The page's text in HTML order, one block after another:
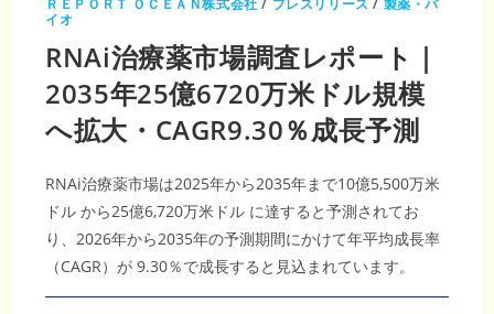
ＲＥＰＯＲＴ ＯＣＥＡＮ株式会社 / プレスリリース / 製薬・バ
イオ
RNAi治療薬市場調査レポート｜
2035年25億6720万米ドル規模
へ拡大・CAGR9.30％成長予測
RNAi治療薬市場は2025年から2035年まで10億5,500万米
ドル から25億6,720万米ドル に達すると予測されてお
り、2026年から2035年の予測期間にかけて年平均成長率
（CAGR）が 9.30％で成長すると見込まれています。